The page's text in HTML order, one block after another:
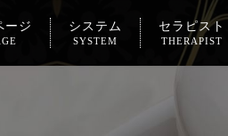
ージ システム
SYSTEM
セラピスト
THERAPIST